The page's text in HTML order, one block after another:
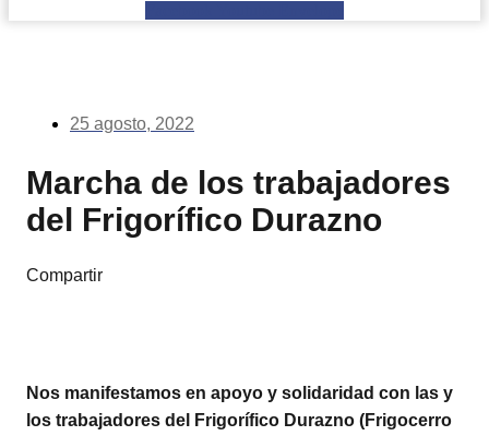
25 agosto, 2022
Marcha de los trabajadores
del Frigorífico Durazno
Compartir
Nos manifestamos en apoyo y solidaridad con las y
los trabajadores del Frigorífico Durazno (Frigocerro